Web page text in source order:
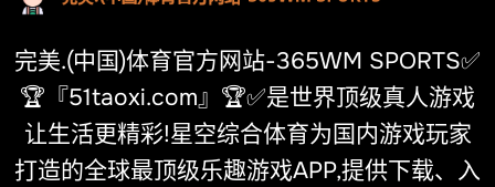
完美.(中国)体育官方网站-365WM SPORTS✅
🏆『51taoxi.com』🏆✅是世界顶级真人游戏
让生活更精彩!星空综合体育为国内游戏玩家
打造的全球最顶级乐趣游戏APP,提供下载、入